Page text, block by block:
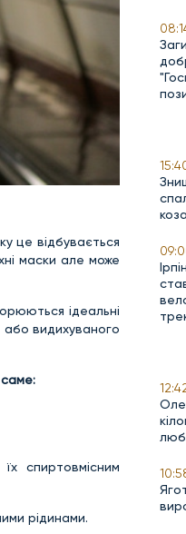
це відбувається
маски але може
ідеальні
або видихуваного
спиртовмісним
рідинами.